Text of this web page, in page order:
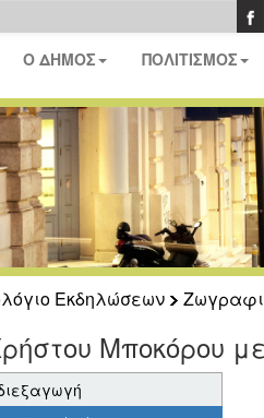
Ο ΔΗΜΟΣ ΠΟΛΙΤΙΣΜΟΣ
Εκδηλώσεων
Μποκόρου